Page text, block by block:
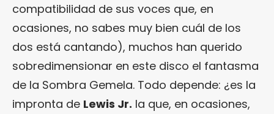
compatibilidad de sus voces que, en
ocasiones, no sabes muy bien cuál de los
dos está cantando), muchos han querido
sobredimensionar en este disco el fantasma
de la Sombra Gemela. Todo depende: ¿es la
impronta de Lewis Jr. la que, en ocasiones,